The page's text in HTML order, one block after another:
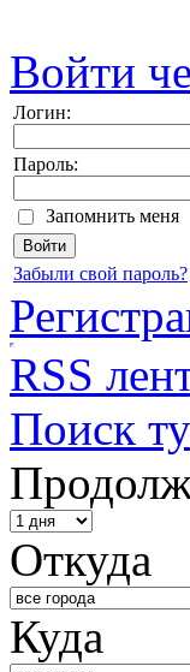
Войти
Логин:
Пароль:
Запомнить меня
Забыли свой пароль?
RSS
Поиск
Откуда
Куда